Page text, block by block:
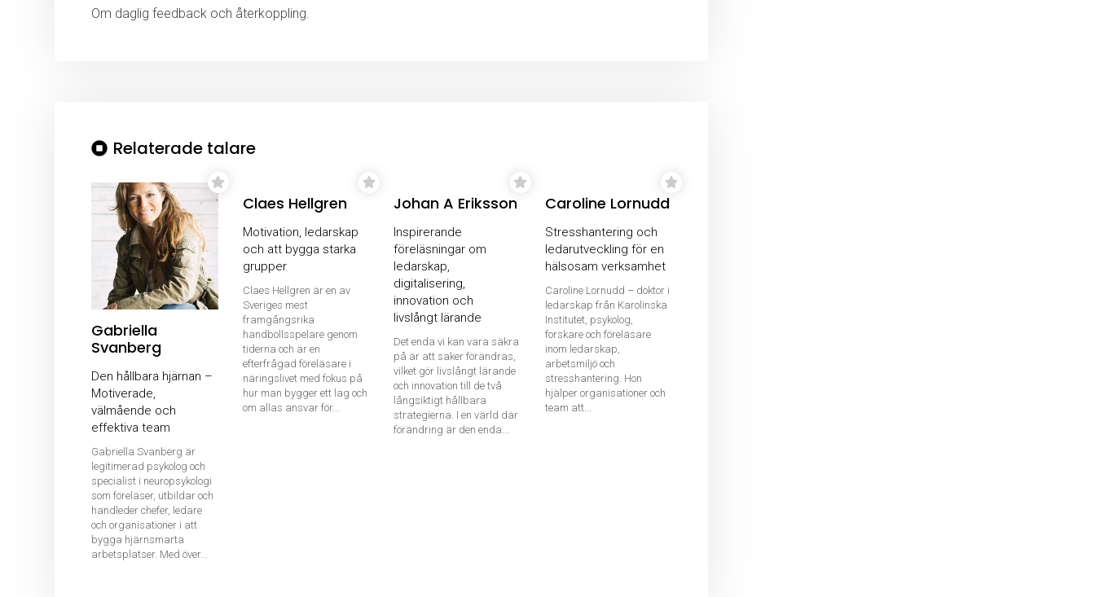
Om daglig feedback och återkoppling.
Relaterade talare
Gabriella
Svanberg
Den hållbara hjärnan –
Motiverade,
välmående och
effektiva team
Gabriella Svanberg är
legitimerad psykolog och
specialist i neuropsykologi
som föreläser, utbildar och
handleder chefer, ledare
och organisationer i att
bygga hjärnsmarta
arbetsplatser. Med över...
Claes Hellgren
Motivation, ledarskap
och att bygga starka
grupper
Claes Hellgren är en av
Sveriges mest
framgångsrika
handbollsspelare genom
tiderna och är en
efterfrågad föreläsare i
näringslivet med fokus på
hur man bygger ett lag och
om allas ansvar för...
Johan A Eriksson
Inspirerande
föreläsningar om
ledarskap,
digitalisering,
innovation och
livslångt lärande
Det enda vi kan vara säkra
på är att saker förändras,
vilket gör livslångt lärande
och innovation till de två
långsiktigt hållbara
strategierna. I en värld där
förändring är den enda...
Caroline Lornudd
Stresshantering och
ledarutveckling för en
hälsosam verksamhet
Caroline Lornudd – doktor i
ledarskap från Karolinska
Institutet, psykolog,
forskare och föreläsare
inom ledarskap,
arbetsmiljö och
stresshantering. Hon
hjälper organisationer och
team att...